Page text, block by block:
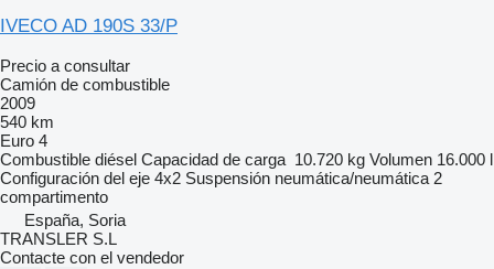
IVECO AD 190S 33/P
Precio a consultar
Camión de combustible
2009
540 km
Euro 4
Combustible diésel Capacidad de carga 10.720 kg Volumen 16.000 l
Configuración del eje 4x2 Suspensión neumática/neumática 2
compartimento
España, Soria
TRANSLER S.L
Contacte con el vendedor